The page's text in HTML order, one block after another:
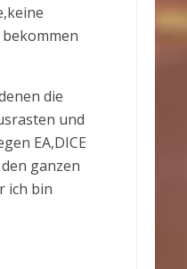
die
und
EA,DICE
ganzen
ich bin